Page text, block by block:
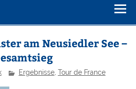
am Neusiedler See –
Ergebnisse, Tour de France